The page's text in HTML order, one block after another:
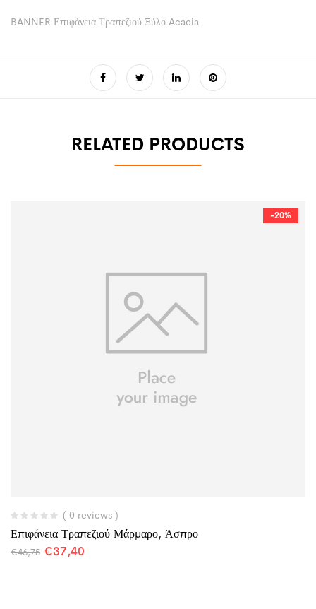
BANNER Επιφάνεια Τραπεζιού Ξύλο Acacia
RELATED PRODUCTS
-20%
( 0 reviews )
Επιφάνεια Τραπεζιού Μάρμαρο, Άσπρο
€46,75 €37,40